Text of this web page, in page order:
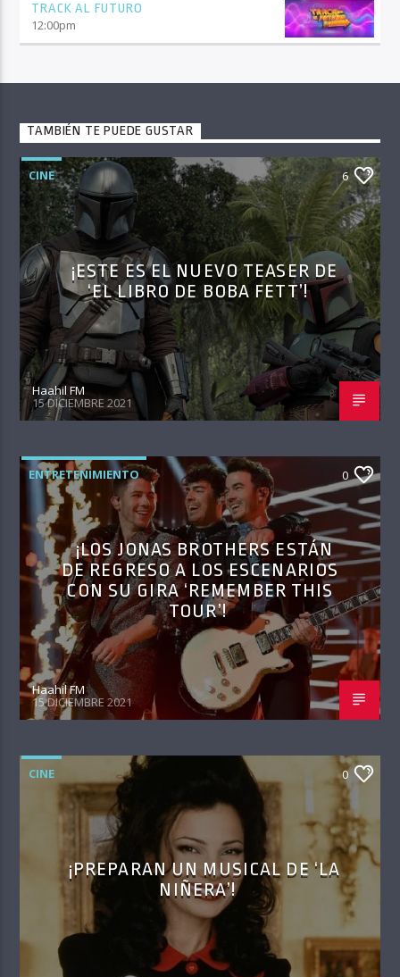
TRACK AL FUTURO
12:00pm
TAMBIÉN TE PUEDE GUSTAR
CINE 6
¡ESTE ES EL NUEVO TEASER DE
‘EL LIBRO DE BOBA FETT’!
Haahil FM
15 DICIEMBRE 2021
ENTRETENIMIENTO 0
¡LOS JONAS BROTHERS ESTÁN
DE REGRESO A LOS ESCENARIOS
CON SU GIRA ‘REMEMBER THIS
TOUR’!
Haahil FM
15 DICIEMBRE 2021
CINE 0
¡PREPARAN UN MUSICAL DE ‘LA
NIÑERA’!